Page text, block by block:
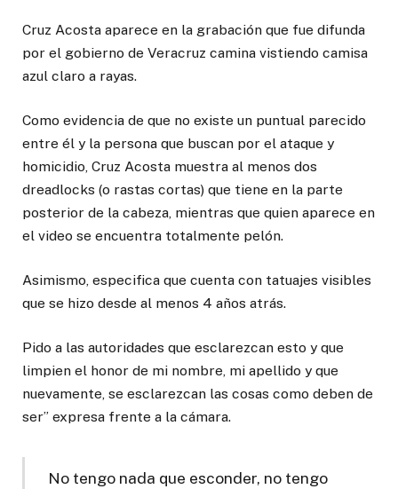
Cruz Acosta aparece en la grabación que fue difunda
por el gobierno de Veracruz camina vistiendo camisa
azul claro a rayas.
Como evidencia de que no existe un puntual parecido
entre él y la persona que buscan por el ataque y
homicidio, Cruz Acosta muestra al menos dos
dreadlocks (o rastas cortas) que tiene en la parte
posterior de la cabeza, mientras que quien aparece en
el video se encuentra totalmente pelón.
Asimismo, especifica que cuenta con tatuajes visibles
que se hizo desde al menos 4 años atrás.
Pido a las autoridades que esclarezcan esto y que
limpien el honor de mi nombre, mi apellido y que
nuevamente, se esclarezcan las cosas como deben de
ser” expresa frente a la cámara.
No tengo nada que esconder, no tengo